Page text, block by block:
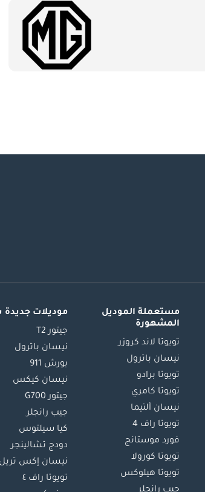
مستعملة الموديل
المشهورة
تويوتا لاند كروزر
نيسان باترول
تويوتا برادو
تويوتا كامري
نيسان ألتيما
تويوتا راف 4
فورد موستانج
تويوتا كورولا
تويوتا هيلوكس
موديلات
جيتور T2
نيسان باترول
بورش 911
نيسان كيكس
جيتور G700
جيب رانجلر
كيا سيلتوس
دودج تشالينجر
نيسان إكس تريل
تويوتا راف ٤